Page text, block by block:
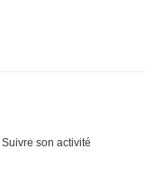
Suivre son activité